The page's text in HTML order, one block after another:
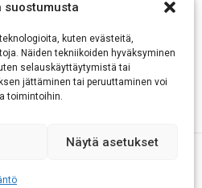
suostumusta
kuten evästeitä,
Näiden tekniikoiden hyväksyminen
selauskäyttäytymistä tai
jättäminen tai peruuttaminen voi
toimintoihin.
Näytä asetukset